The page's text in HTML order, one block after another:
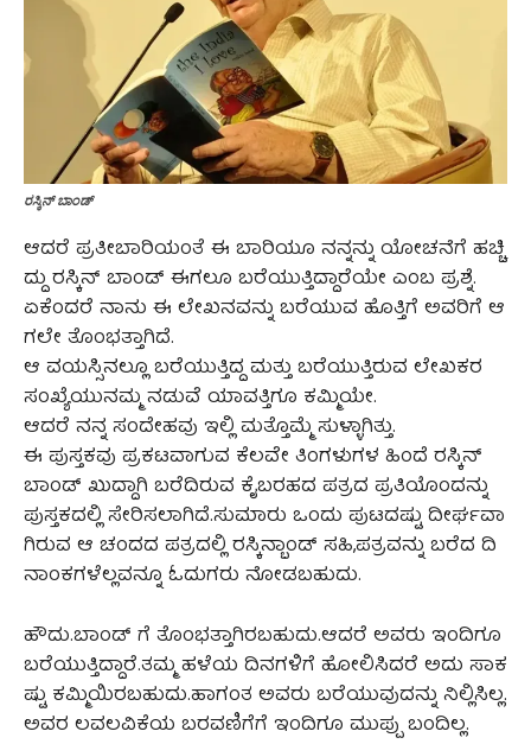
ರಸ್ಕಿನ್ ಬಾಂಡ್
ಆದರೆ ಪ್ರತೀಬಾರಿಯಂತೆ ಈ ಬಾರಿಯೂ ನನ್ನನ್ನು ಯೋಚನೆಗೆ ಹಚ್ಚಿ
ದ್ದು ರಸ್ಕಿನ್ ಬಾಂಡ್ ಈಗಲೂ ಬರೆಯುತ್ತಿದ್ದಾರೆಯೇ ಎಂಬ ಪ್ರಶ್ನೆ.
ಏಕೆಂದರೆ ನಾನು ಈ ಲೇಖನವನ್ನು ಬರೆಯುವ ಹೊತ್ತಿಗೆ ಅವರಿಗೆ ಆ
ಗಲೇ ತೊಂಭತ್ತಾಗಿದೆ.
ಆ ವಯಸ್ಸಿನಲ್ಲೂ ಬರೆಯುತ್ತಿದ್ದ ಮತ್ತು ಬರೆಯುತ್ತಿರುವ ಲೇಖಕರ
ಸಂಖ್ಯೆಯುನಮ್ಮ ನಡುವೆ ಯಾವತ್ತಿಗೂ ಕಮ್ಮಿಯೇ.
ಆದರೆ ನನ್ನ ಸಂದೇಹವು ಇಲ್ಲಿ ಮತ್ತೊಮ್ಮೆ ಸುಳ್ಳಾಗಿತ್ತು.
ಈ ಪುಸ್ತಕವು ಪ್ರಕಟವಾಗುವ ಕೆಲವೇ ತಿಂಗಳುಗಳ ಹಿಂದೆ ರಸ್ಕಿನ್
ಬಾಂಡ್ ಖುದ್ದಾಗಿ ಬರೆದಿರುವ ಕೈಬರಹದ ಪತ್ರದ ಪ್ರತಿಯೊಂದನ್ನು
ಪುಸ್ತಕದಲ್ಲಿ ಸೇರಿಸಲಾಗಿದೆ.ಸುಮಾರು ಒಂದು ಪುಟದಷ್ಟು ದೀರ್ಘವಾ
ಗಿರುವ ಆ ಚಂದದ ಪತ್ರದಲ್ಲಿ ರಸ್ಕಿನ್ಬಾಂಡ್ ಸಹಿ,ಪತ್ರವನ್ನು ಬರೆದ ದಿ
ನಾಂಕಗಳೆಲ್ಲವನ್ನೂ ಓದುಗರು ನೋಡಬಹುದು.
ಹೌದು.ಬಾಂಡ್ ಗೆ ತೊಂಭತ್ತಾಗಿರಬಹುದು.ಆದರೆ ಅವರು ಇಂದಿಗೂ
ಬರೆಯುತ್ತಿದ್ದಾರೆ.ತಮ್ಮ ಹಳೆಯ ದಿನಗಳಿಗೆ ಹೋಲಿಸಿದರೆ ಅದು ಸಾಕ
ಷ್ಟು ಕಮ್ಮಿಯಿರಬಹುದು.ಹಾಗಂತ ಅವರು ಬರೆಯುವುದನ್ನು ನಿಲ್ಲಿಸಿಲ್ಲ.
ಅವರ ಲವಲವಿಕೆಯ ಬರವಣಿಗೆಗೆ ಇಂದಿಗೂ ಮುಪ್ಪು ಬಂದಿಲ್ಲ.